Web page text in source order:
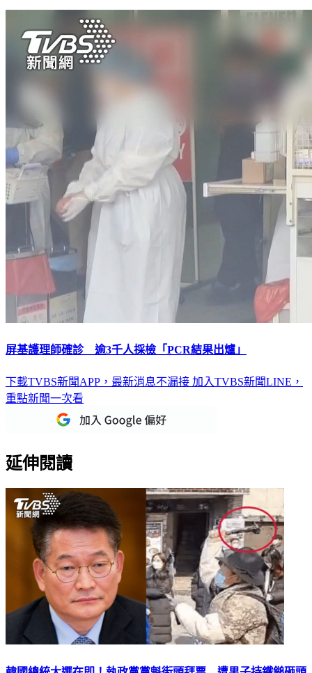
屏基護理師確診 逾3千人採檢「PCR結果出爐」
下載TVBS新聞APP，最新消息不漏接 加入TVBS新聞LINE，
重點新聞一次看
延伸閱讀